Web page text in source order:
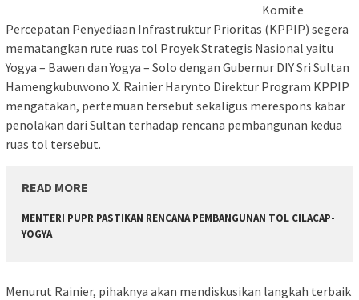
Komite
Percepatan Penyediaan Infrastruktur Prioritas (KPPIP) segera
mematangkan rute ruas tol Proyek Strategis Nasional yaitu
Yogya – Bawen dan Yogya – Solo dengan Gubernur DIY Sri Sultan
Hamengkubuwono X. Rainier Harynto Direktur Program KPPIP
mengatakan, pertemuan tersebut sekaligus merespons kabar
penolakan dari Sultan terhadap rencana pembangunan kedua
ruas tol tersebut.
READ MORE
MENTERI PUPR PASTIKAN RENCANA PEMBANGUNAN TOL CILACAP-
YOGYA
Menurut Rainier, pihaknya akan mendiskusikan langkah terbaik